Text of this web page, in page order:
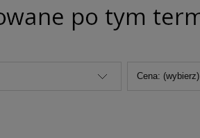
Cena: (wybierz)